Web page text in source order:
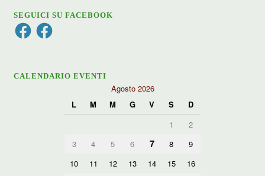
SEGUICI SU FACEBOOK
FacebookFacebook
CALENDARIO EVENTI
Agosto 2026
L
M M G V S
D
1
2
3
4 5 6 7 8
9
10
11 12 13 14 15
16